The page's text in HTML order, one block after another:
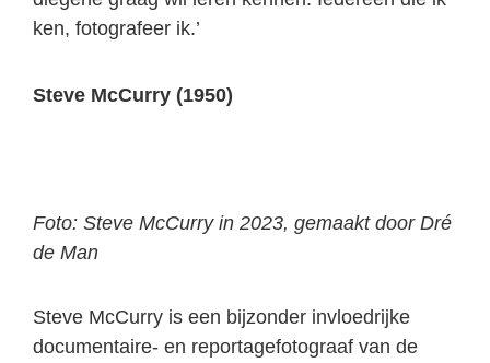
ken, fotografeer ik.’
Steve McCurry (1950)
Foto: Steve McCurry in 2023, gemaakt door Dré
de Man
Steve McCurry is een bijzonder invloedrijke
documentaire- en reportagefotograaf van de